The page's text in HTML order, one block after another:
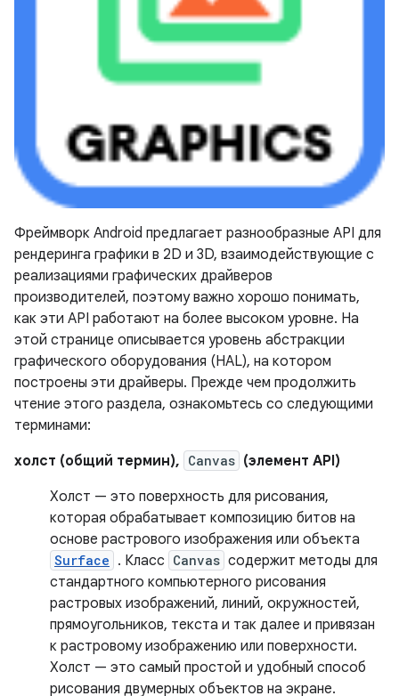
Фреймворк Android предлагает разнообразные API для
рендеринга графики в 2D и 3D, взаимодействующие с
реализациями графических драйверов
производителей, поэтому важно хорошо понимать,
как эти API работают на более высоком уровне. На
этой странице описывается уровень абстракции
графического оборудования (HAL), на котором
построены эти драйверы. Прежде чем продолжить
чтение этого раздела, ознакомьтесь со следующими
терминами:
холст (общий термин), Canvas (элемент API)
Холст — это поверхность для рисования,
которая обрабатывает композицию битов на
основе растрового изображения или объекта
Surface . Класс Canvas содержит методы для
стандартного компьютерного рисования
растровых изображений, линий, окружностей,
прямоугольников, текста и так далее и привязан
к растровому изображению или поверхности.
Холст — это самый простой и удобный способ
рисования двумерных объектов на экране.